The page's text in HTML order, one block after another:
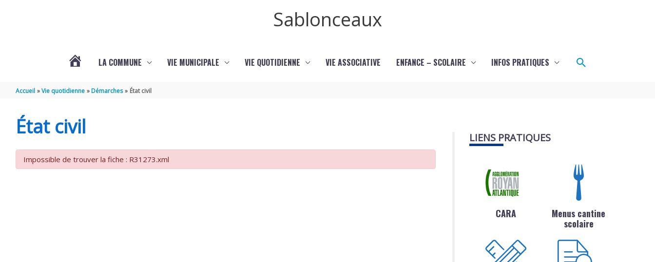
Sablonceaux
LA COMMUNE VIE MUNICIPALE VIE QUOTIDIENNE VIE ASSOCIATIVE ENFANCE – SCOLAIRE INFOS PRATIQUES Rechercher
Accueil Vie quotidienne Démarches État civil
État civil
Impossible de trouver la fiche : R31273.xml
LIENS PRATIQUES
CARA
Menus cantine
scolaire